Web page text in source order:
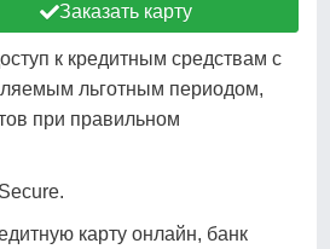
Заказать карту
к кредитным средствам с
льготным периодом,
при правильном
карту онлайн, банк